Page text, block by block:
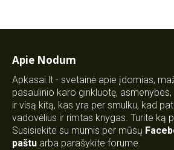
Apie Nodum
Apkasai.lt - svetainė apie įdomias,
pasaulinio karo ginkluotę,
ir visą kitą, kas yra per smulku, kad
vadovėlius ir rimtas knygas. Turite ką
Susisiekite su mumis per mūsų
paštu arba parašykite forume.